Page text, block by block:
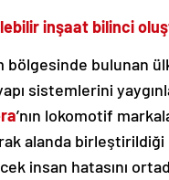
inşaat bilinci
bölgesinde bulunan
sistemlerini
’nın lokomotif
alanda
insan hatasını